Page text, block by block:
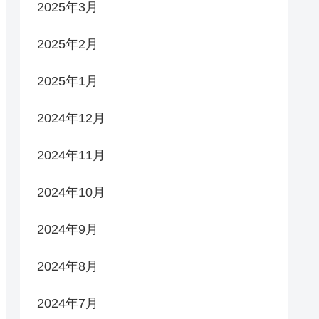
2025年3月
2025年2月
2025年1月
2024年12月
2024年11月
2024年10月
2024年9月
2024年8月
2024年7月